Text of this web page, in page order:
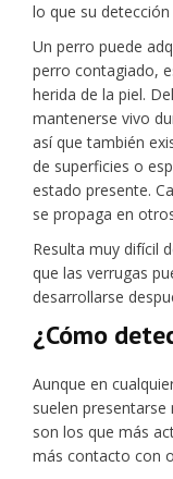
lo que su
Un perro puede
perro contagiado,
herida de la piel.
mantenerse vivo
así que también
de superficies o
estado presente.
se propaga en
Resulta muy difícil
que las verrugas
desarrollarse
¿Cómo
Aunque en
suelen
son los que más
más contacto con